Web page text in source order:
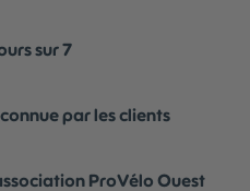
sur 7
par les clients
ProVélo Ouest